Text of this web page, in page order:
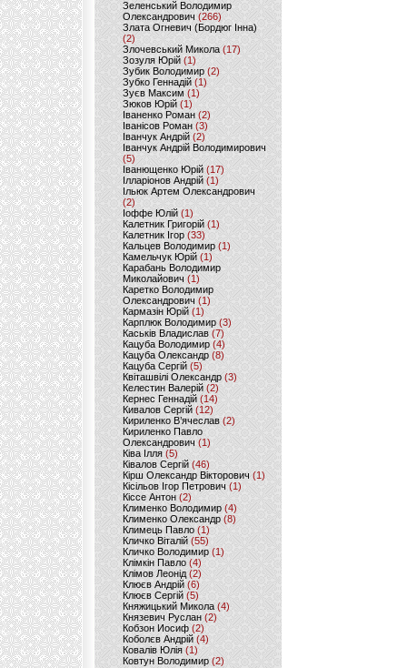
Зеленський Володимир
Олександрович (266)
Злата Огневич (Бордюг Інна)
(2)
Злочевський Микола(17)
Зозуля Юрій (1)
Зубик Володимир (2)
Зубко Геннадій (1)
Зуєв Максим(1)
Зюков Юрій (1)
Іваненко Роман (2)
Іванісов Роман (3)
Іванчук Андрій(2)
Іванчук Андрій Володимирович
(5)
Іванющенко Юрій (17)
Ілларіонов Андрій (1)
Ільюк Артем Олександрович
(2)
Іоффе Юлій (1)
Калетник Григорій(1)
Калетник Ігор (33)
Кальцев Володимир(1)
Камельчук Юрій (1)
Карабань Володимир
Миколайович (1)
Каретко Володимир
Олександрович (1)
Кармазін Юрій(1)
Карплюк Володимир(3)
Каськів Владислав (7)
Кацуба Володимир (4)
Кацуба Олександр (8)
Кацуба Сергій (5)
Квіташвілі Олександр(3)
Келестин Валерій(2)
Кернес Геннадій (14)
Кивалов Сергій (12)
Кириленко В’ячеслав (2)
Кириленко Павло
Олександрович (1)
Ківа Ілля (5)
Ківалов Сергій(46)
Кірш Олександр Вікторович (1)
Кісільов Ігор Петрович (1)
Кіссе Антон (2)
Клименко Володимир(4)
Клименко Олександр (8)
Климець Павло (1)
Кличко Віталій(55)
Кличко Володимир (1)
Клімкін Павло (4)
Клімов Леонід(2)
Клюєв Андрій(6)
Клюєв Сергій (5)
Княжицький Микола(4)
Князевич Руслан (2)
Кобзон Иосиф(2)
Коболєв Андрій (4)
Ковалів Юлія(1)
Ковтун Володимир (2)